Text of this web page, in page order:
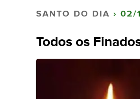
SANTO DO DIA › 02/
Todos os